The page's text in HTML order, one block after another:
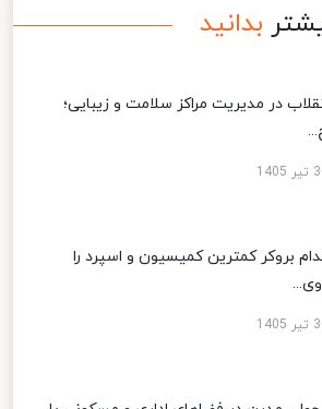
بدانید
در مدیریت مراکز سلامت و زیبایی؛
بروکر کمترین کمیسیون و اسپرد را